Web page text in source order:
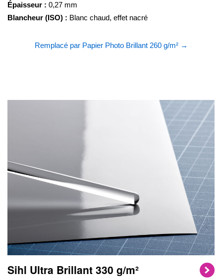
Épaisseur : 0,27 mm
Blancheur (ISO) : Blanc chaud, effet nacré
Remplacé par Papier Photo Brillant 260 g/m² →
Sihl Ultra Brillant 330 g/m²